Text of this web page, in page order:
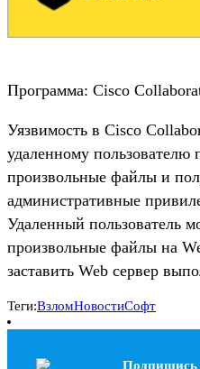
Программа: Cisco
Уязвимость в Cisco
удаленному пользователю
произвольные файлы и
административные
Удаленный пользователь
произвольные файлы на
заставить Web сервер
Теги:ВзломНовостиСофт
Подпишись